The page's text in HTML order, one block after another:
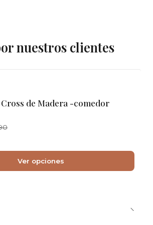
nuestros clientes
de Madera -comedor
Ver opciones